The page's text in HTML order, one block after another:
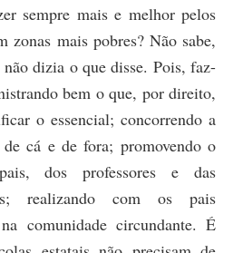
sempre mais e melhor pelos
zonas mais pobres? Não sabe,
não dizia o que disse. Pois, faz-
bem o que, por direito,
o essencial; concorrendo a
cá e de fora; promovendo o
dos professores e das
realizando com os pais
comunidade circundante. É